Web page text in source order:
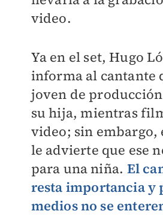
video.
Ya en el set, Hugo
informa al cantante
joven de
su hija, mientras
video; sin embargo,
le advierte que ese
para una niña. El
resta importancia y
medios no se